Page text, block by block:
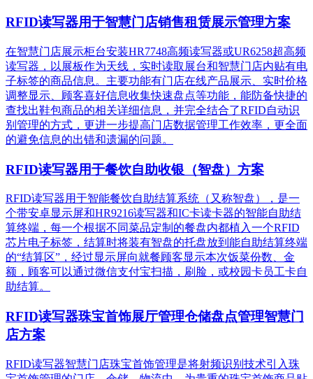
RFID读写器用于智慧门店销售租赁展示管理方案
在智慧门店展示柜台安装HR7748高频读写器或UR6258超高频
读写器，以展板作为天线，实时读取展台和智慧门店内贴有电
子标签的商品信息。主要功能有门店在线产品展示、实时价格
调整显示、顾客喜好信息收集快速盘点等功能，能防备快捷的
查找出鞋包商品的相关详细信息，并完全结合了RFID自动识
别管理的方式，更进一步提高门店数据管理工作效率，更全面
的避免信息的出错和遗漏的问题。
RFID读写器用于餐饮自助收银（智盘）方案
RFID读写器用于智能餐饮自助结算系统（又称智盘），是一
个带安卓显示屏和HR9216读写器和IC卡读卡器的智能自助结
算终端，每一个根据不同菜品定制的餐盘内都植入一个RFID
芯片电子标签，结算时将装有智盘的托盘放到能自助结算终端
的“结算区”，经过显示屏向就餐顾客显示本次饭菜份数、金
额，顾客可以通过微信支付宝扫描，刷脸，或校园卡员工卡自
助结算。
RFID读写器珠宝首饰展厅管理仓储盘点管理智慧门
店方案
RFID读写器智慧门店珠宝首饰管理是将射频识别技术引入珠